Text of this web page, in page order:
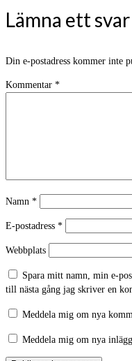
Lämna ett svar
Din e-postadress kommer inte
Kommentar *
Namn *
E-postadress *
Webbplats
Spara mitt namn, min e-
till nästa gång jag skriver en
Meddela mig om nya
Meddela mig om nya